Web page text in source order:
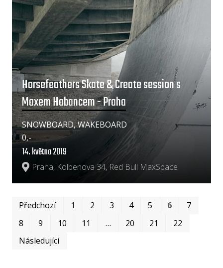
Horsefeathers Skate & Create session s
Maxem Habancem - Praha
Praha, Kolbenova 34, Red Bull MaxSpace
14. května 2019
0,-
SNOWBOARD, WAKEBOARD
Předchozí 1 2 3 4 5 6
7
8
9 10 11 … 20 21
22
Následující